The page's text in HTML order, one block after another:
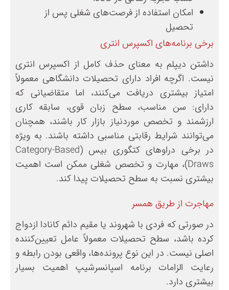
امکان استفاده از فرصت‌های شغلی پس از
تحصیل
برخی برنامه‌های اکسپرس انتری
داشتن دیپلم به معنای حذف کامل از اکسپرس انتری
نیست. اگرچه افراد دارای تحصیلات دانشگاهی معمولاً
امتیاز بیشتری دریافت می‌کنند، اما متقاضیانی که
دارای: سن مناسب، سطح زبان قوی، سابقه کاری
ارزشمند و تخصص موردنیاز بازار کار باشند، همچنان
می‌توانند شرایط رقابتی مناسبی داشته باشند. به ویژه
در برخی دراوهای کتگوری بیس (Category-Based
Draws)، مهارت و تخصص شغلی ممکن است اهمیت
بیشتری نسبت به سطح تحصیلات پیدا کند.
مهاجرت از طریق همسر
در صورتی که فردی با شهروند یا مقیم دائم کانادا ازدواج
کرده باشد، سطح تحصیلات معمولاً عامل تعیین‌کننده
اصلی نیست. در این نوع پرونده‌ها، واقعی بودن رابطه و
رعایت الزامات برنامه اسپانسرشیپ اهمیت بسیار
بیشتری دارد.